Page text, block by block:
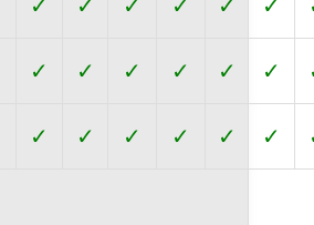
✓ ✓ ✓ ✓ ✓ ✓
✓ ✓ ✓ ✓ ✓ ✓